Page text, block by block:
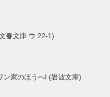
春文庫 ウ 22-1)
家のほうへI (岩波文庫)